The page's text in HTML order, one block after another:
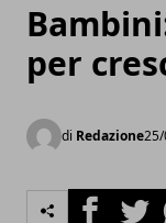
per
di Redazione
Facebook